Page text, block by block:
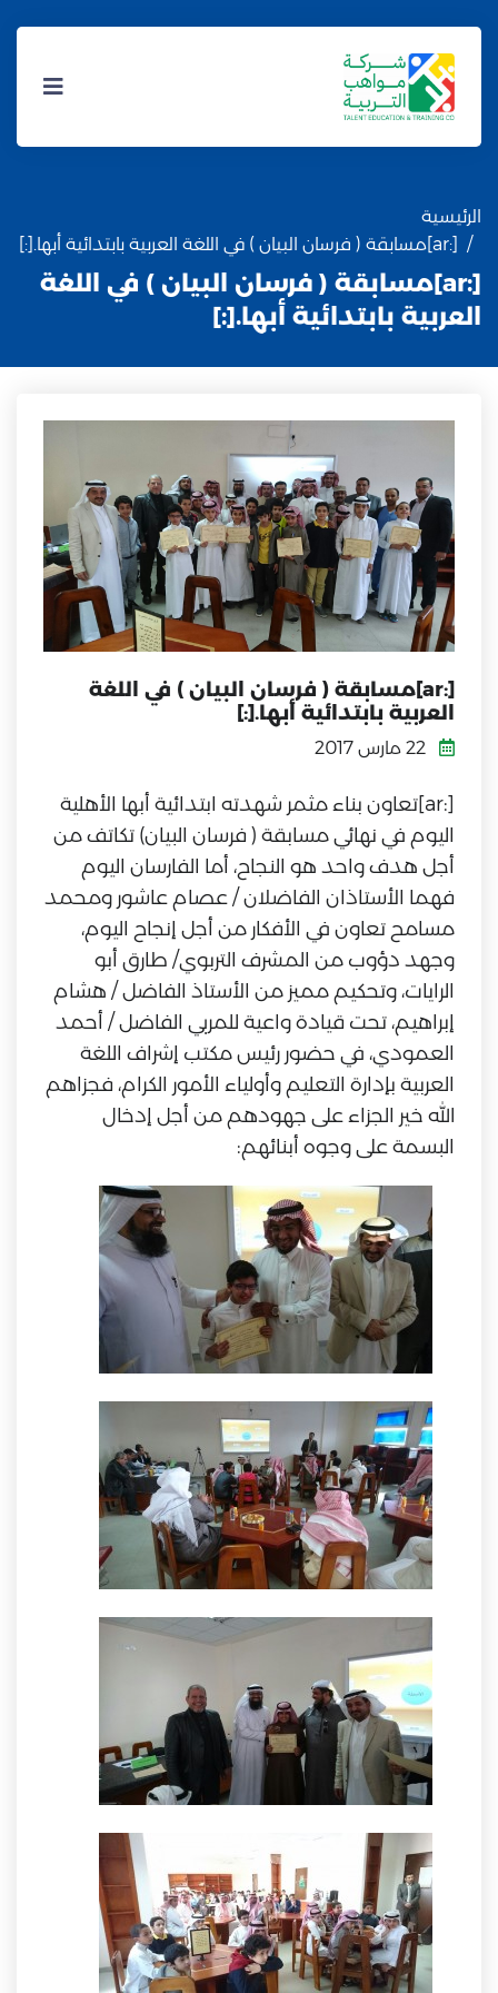
الرئيسية
[:ar]مسابقة ( فرسان البيان ) في اللغة العربية بابتدائية أبها.[:]
[:ar]مسابقة ( فرسان البيان ) في اللغة
العربية بابتدائية أبها.[:]
[:ar]مسابقة ( فرسان البيان ) في اللغة
العربية بابتدائية أبها.[:]
[:ar]تعاون بناء مثمر شهدته ابتدائية أبها الأهلية
اليوم في نهائي مسابقة ( فرسان البيان) تكاتف من
أجل هدف واحد هو النجاح، أما الفارسان اليوم
فهما الأستاذان الفاضلان / عصام عاشور ومحمد
مسامح تعاون في الأفكار من أجل إنجاح اليوم،
وجهد دؤوب من المشرف التربوي/ طارق أبو
الرايات، وتحكيم مميز من الأستاذ الفاضل / هشام
إبراهيم، تحت قيادة واعية للمربي الفاضل / أحمد
العمودي، في حضور رئيس مكتب إشراف اللغة
العربية بإدارة التعليم وأولياء الأمور الكرام، فجزاهم
الله خير الجزاء على جهودهم من أجل إدخال
البسمة على وجوه أبنائهم: